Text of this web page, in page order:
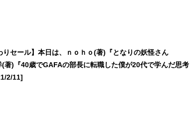
りセール】本日は、ｎｏｈｏ(著)『となりの妖怪さん
(著)『40歳でGAFAの部長に転職した僕が20代で学んだ思考
2/11]